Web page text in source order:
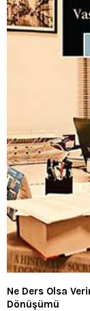
Ne Ders Olsa
Dönüşümü